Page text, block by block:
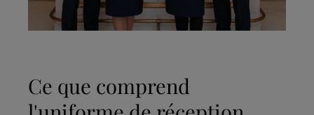
Ce que comprend